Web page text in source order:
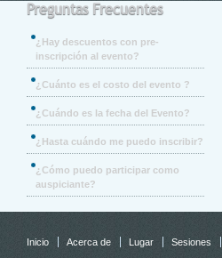
Preguntas Frecuentes
¿Hay descuentos con pre-
inscripción al evento?
¿Cuánto es el costo del evento ?
¿Cuándo es la fecha del Evento?
¿Hasta cuándo me puedo inscribir?
¿Cómo puedo participar como
auspiciante?
Inicio Acerca de Lugar Sesiones